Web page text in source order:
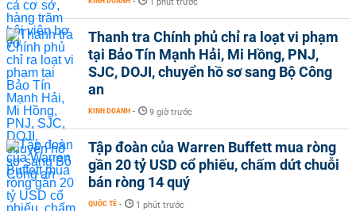
Thanh tra Chính phủ chỉ ra loạt vi phạm
tại Bảo Tín Mạnh Hải, Mi Hồng, PNJ,
SJC, DOJI, chuyển hồ sơ sang Bộ Công
an
KINH DOANH - 9 giờ trước
Tập đoàn của Warren Buffett mua ròng
gần 20 tỷ USD cổ phiếu, chấm dứt chuỗi
bán ròng 14 quý
QUỐC TẾ - 1 phút trước